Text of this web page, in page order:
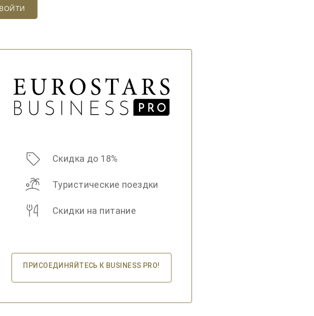
Скидка до 18%
Туристические поездки
Скидки на питание
ПРИСОЕДИНЯЙТЕСЬ К BUSINESS PRO!